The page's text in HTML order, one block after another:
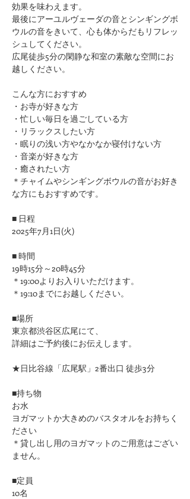
効果を味わえます。
最後にアーユルヴェーダの音とシンギングボ
ウルの音をきいて、心も体からだもリフレッ
シュしてください。
広尾徒歩5分の閑静な和室の素敵な空間にお
越しください。
​こんな方におすすめ
・お寺が好きな方
​・忙しい毎日を過ごしている方
・リラックスしたい方
・眠りの浅い方やなかなか寝付けない方
​・音楽が好きな方
​・癒されたい方
＊チャイムやシンギングボウルの音がお好き
な方にもおすすめです。
■ 日程
2025年7月1日(火)
■ 時間
19時15分～20時45分
＊19:00よりお入りいただけます。
＊19:10までにお越しください。
■場所
東京都渋谷区広尾にて、
詳細はご予約後にお伝えします。
★日比谷線「広尾駅」2番出口 徒歩3分
■持ち物
お水
ヨガマットか大きめのバスタオルをお持ちく
ださい
＊貸し出し用のヨガマットのご用意はござい
ません。
■定員
10名